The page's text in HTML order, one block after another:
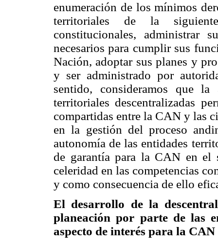
enumeración de los mínimos
territoriales de la
constitucionales, administrar
necesarios para cumplir sus
Nación, adoptar sus planes y
y ser administrado por
sentido, consideramos que
territoriales descentralizadas
compartidas entre la CAN y las
en la gestión del proceso
autonomía de las entidades
de garantía para la CAN en el
celeridad en las competencias
y como consecuencia de ello
El desarrollo de la
planeación por parte de las
aspecto de interés para la CAN